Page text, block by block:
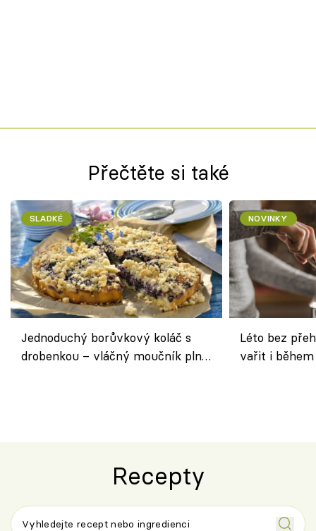
Přečtěte si také
SLADKÉ
Jednoduchý borůvkový koláč s
drobenkou – vláčný moučník plný
NOVINKY
Léto bez
vařit i
Recepty